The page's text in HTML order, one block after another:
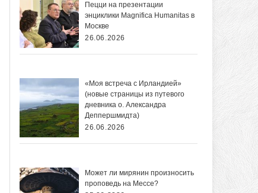
Пецци на презентации
энциклики Magnifica Нumanitas в
Москве
26.06.2026
«Моя встреча с Ирландией»
(новые страницы из путевого
дневника о. Александра
Деппершмидта)
26.06.2026
Может ли мирянин произносить
проповедь на Мессе?